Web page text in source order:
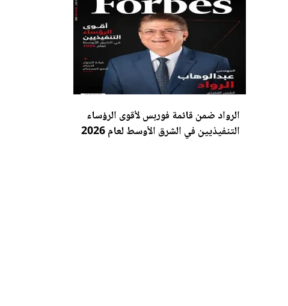
الرواد ضمن قائمة فوربس لأقوى الرؤساء
التنفيذيين في الشرق الأوسط لعام 2026